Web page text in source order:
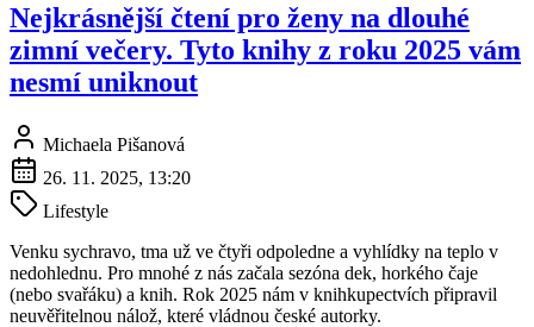
Nejkrásnější čtení pro ženy na dlouhé
zimní večery. Tyto knihy z roku 2025 vám
nesmí uniknout
Michaela Pišanová
26. 11. 2025, 13:20
Lifestyle
Venku sychravo, tma už ve čtyři odpoledne a vyhlídky na teplo v
nedohlednu. Pro mnohé z nás začala sezóna dek, horkého čaje
(nebo svařáku) a knih. Rok 2025 nám v knihkupectvích připravil
neuvěřitelnou nálož, které vládnou české autorky.